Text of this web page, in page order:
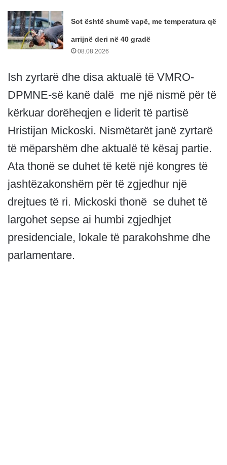
Sot është shumë vapë, me temperatura që
arrijnë deri në 40 gradë
08.08.2026
Ish zyrtarë dhe disa aktualë të VMRO-
DPMNE-së kanë dalë me një nismë për të
kërkuar dorëheqjen e liderit të partisë
Hristijan Mickoski. Nismëtarët janë zyrtarë
të mëparshëm dhe aktualë të kësaj partie.
Ata thonë se duhet të ketë një kongres të
jashtëzakonshëm për të zgjedhur një
drejtues të ri. Mickoski thonë se duhet të
largohet sepse ai humbi zgjedhjet
presidenciale, lokale të parakohshme dhe
parlamentare.